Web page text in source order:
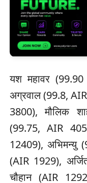
यश महावर
अग्रवाल (99.8,
3800), मौलिक
(99.75, AIR
12409), अभिमन्यु
(AIR 1929),
चौहान (AIR